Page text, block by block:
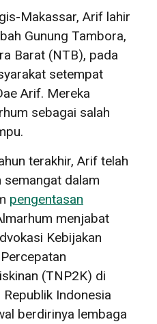
Makassar, Arif lahir
Gunung Tambora,
Barat (NTB), pada
setempat
Arif. Mereka
sebagai salah
terakhir, Arif telah
semangat dalam
pengentasan
menjabat
Kebijakan
(TNP2K) di
Indonesia
berdirinya lembaga